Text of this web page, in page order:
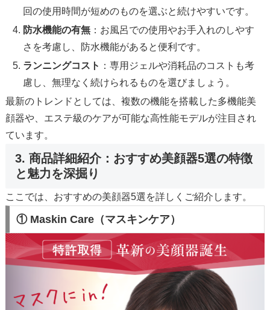
回の使用時間が短めのものを選ぶと続けやすいです。
防水機能の有無 ：お風呂での使用やお手入れのしやす
さを考慮し、防水機能があると便利です。
ランニングコスト ：専用ジェルや消耗品のコストも考
慮し、無理なく続けられるものを選びましょう。
最新のトレンドとしては、複数の機能を搭載した多機能美
顔器や、エステ級のケアが可能な高性能モデルが注目され
ています。
3. 商品詳細紹介：おすすめ美顔器5選の特徴
と魅力を深掘り
ここでは、おすすめの美顔器5選を詳しくご紹介します。
① Maskin Care（マスキンケア）